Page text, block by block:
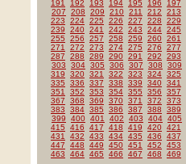
191
192 193 194 195 196
197
207
208 209 210 211 212
213
223
224 225 226 227 228
229
239
240 241 242 243 244 245
255
256 257 258 259 260 261
271
272 273 274 275 276
277
287
288 289 290 291 292
293
303
304 305 306 307 308
309
319
320 321 322 323 324 325
335
336 337 338 339 340 341
351
352 353 354 355 356
357
367
368 369 370 371 372
373
383
384 385 386 387 388
389
399
400 401 402 403 404 405
415
416 417 418 419 420 421
431
432 433 434 435 436
437
447
448 449 450 451 452
453
463
464 465 466 467 468 469